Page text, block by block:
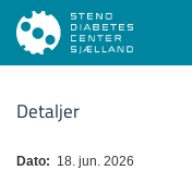
Detaljer
Dato: 18. jun. 2026